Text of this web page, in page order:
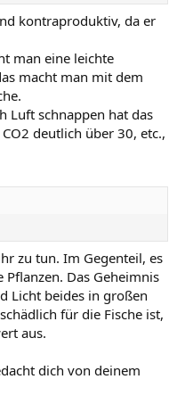
kontraproduktiv, da er
man eine leichte
macht man mit dem
Luft schnappen hat das
deutlich über 30, etc.,
zu tun. Im Gegenteil, es
Das Geheimnis
Licht beides in großen
für die Fische ist,
aus.
dich von deinem